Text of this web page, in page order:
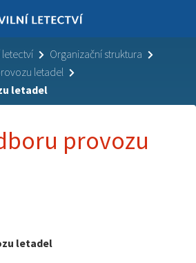
Organizační struktura
letadel
letadel
provozu
letadel